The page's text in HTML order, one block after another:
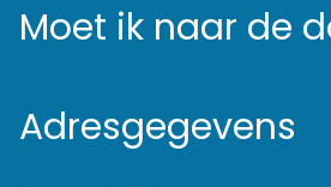
Moet ik naar de
Adresgegevens